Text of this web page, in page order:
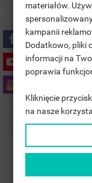
Artikel-Nr.
MOJE
((TITLE))
((LABEL))
ANMELDEN
SIE MÜSSEN
WUNSCHLISTE
materiałów.
kampanii
Dodatkowo, pliki
informacji na
poprawia
Kliknięcie
na nasze